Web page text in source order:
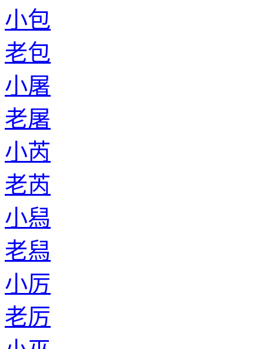
小包
老包
小屠
老屠
小芮
老芮
小舄
老舄
小厉
老厉